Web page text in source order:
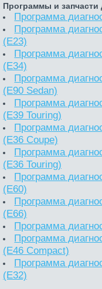
Программы и запчасти
Программа
Программа
(E23)
Программа
(E34)
Программа
(E90 Sedan)
Программа
(E39 Touring)
Программа
(E36 Coupe)
Программа
(E36 Touring)
Программа
(E60)
Программа
(E66)
Программа
Программа
(E46 Compact)
Программа
(E32)